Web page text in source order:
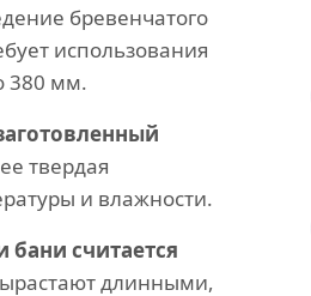
бревенчатого
использования
380 мм.
твердая
и влажности.
считается
длинными,